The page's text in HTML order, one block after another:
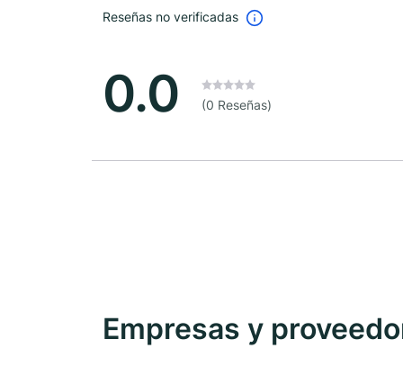
Reseñas no verificadas
0.0 (0 Reseñas)
Empresas y